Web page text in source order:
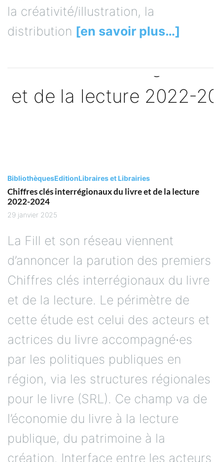
la créativité/illustration, la
distribution [en savoir plus…]
BibliothèquesEditionLibraires et Librairies
Chiffres clés interrégionaux du livre et de la lecture
2022-2024
29 janvier 2025
La Fill et son réseau viennent
d’annoncer la parution des premiers
Chiffres clés interrégionaux du livre
et de la lecture. Le périmètre de
cette étude est celui des acteurs et
actrices du livre accompagné∙es
par les politiques publiques en
région, via les structures régionales
pour le livre (SRL). Ce champ va de
l’économie du livre à la lecture
publique, du patrimoine à la
création. Interface entre les acteurs